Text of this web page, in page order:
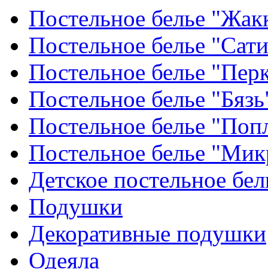
Постельное белье
Постельное белье
Постельное белье
Постельное белье
Постельное белье
Постельное белье
Детское постельное
Подушки
Декоративные подушки
Одеяла